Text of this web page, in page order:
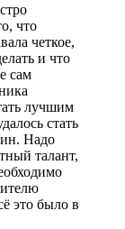
что
четкое,
и что
сам
лучшим
стать
Надо
талант,
это было в